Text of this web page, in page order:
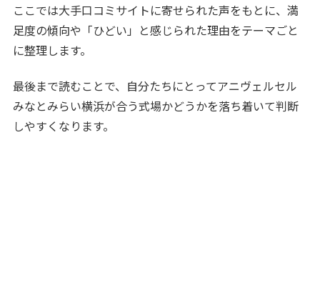
ここでは大手口コミサイトに寄せられた声をもとに、満
足度の傾向や「ひどい」と感じられた理由をテーマごと
に整理します。
最後まで読むことで、自分たちにとってアニヴェルセル
みなとみらい横浜が合う式場かどうかを落ち着いて判断
しやすくなります。